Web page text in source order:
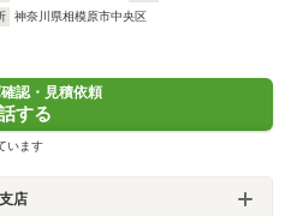
神奈川県相模原市中央区
認・見積依頼
する
います
店